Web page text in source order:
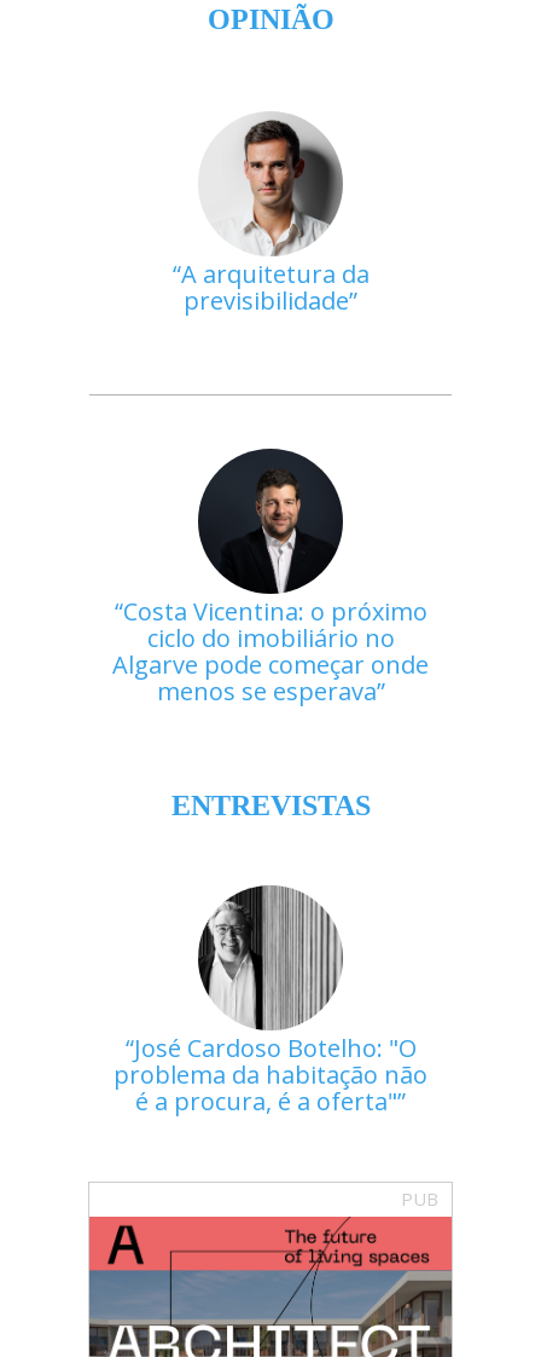
OPINIÃO
A arquitetura da
previsibilidade
Costa Vicentina: o próximo
ciclo do imobiliário no
Algarve pode começar onde
menos se esperava
ENTREVISTAS
José Cardoso Botelho: "O
problema da habitação não
é a procura, é a oferta"
PUB